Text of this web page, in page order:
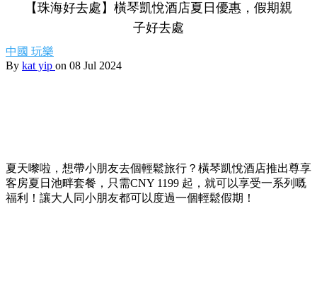
【珠海好去處】橫琴凱悅酒店夏日優惠，假期親
子好去處
中國 玩樂
By kat yip on 08 Jul 2024
夏天嚟啦，想帶小朋友去個輕鬆旅行？橫琴凱悅酒店推出尊享
客房夏日池畔套餐，只需CNY 1199 起，就可以享受一系列嘅
福利！讓大人同小朋友都可以度過一個輕鬆假期！